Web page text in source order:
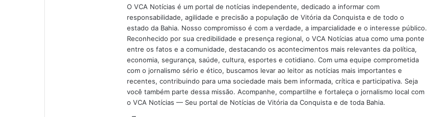
O VCA Notícias é um portal de notícias independente, dedicado a informar com
responsabilidade, agilidade e precisão a população de Vitória da Conquista e de todo o
estado da Bahia. Nosso compromisso é com a verdade, a imparcialidade e o interesse público.
Reconhecido por sua credibilidade e presença regional, o VCA Notícias atua como uma ponte
entre os fatos e a comunidade, destacando os acontecimentos mais relevantes da política,
economia, segurança, saúde, cultura, esportes e cotidiano. Com uma equipe comprometida
com o jornalismo sério e ético, buscamos levar ao leitor as notícias mais importantes e
recentes, contribuindo para uma sociedade mais bem informada, crítica e participativa. Seja
você também parte dessa missão. Acompanhe, compartilhe e fortaleça o jornalismo local com
o VCA Notícias — Seu portal de Notícias de Vitória da Conquista e de toda Bahia.